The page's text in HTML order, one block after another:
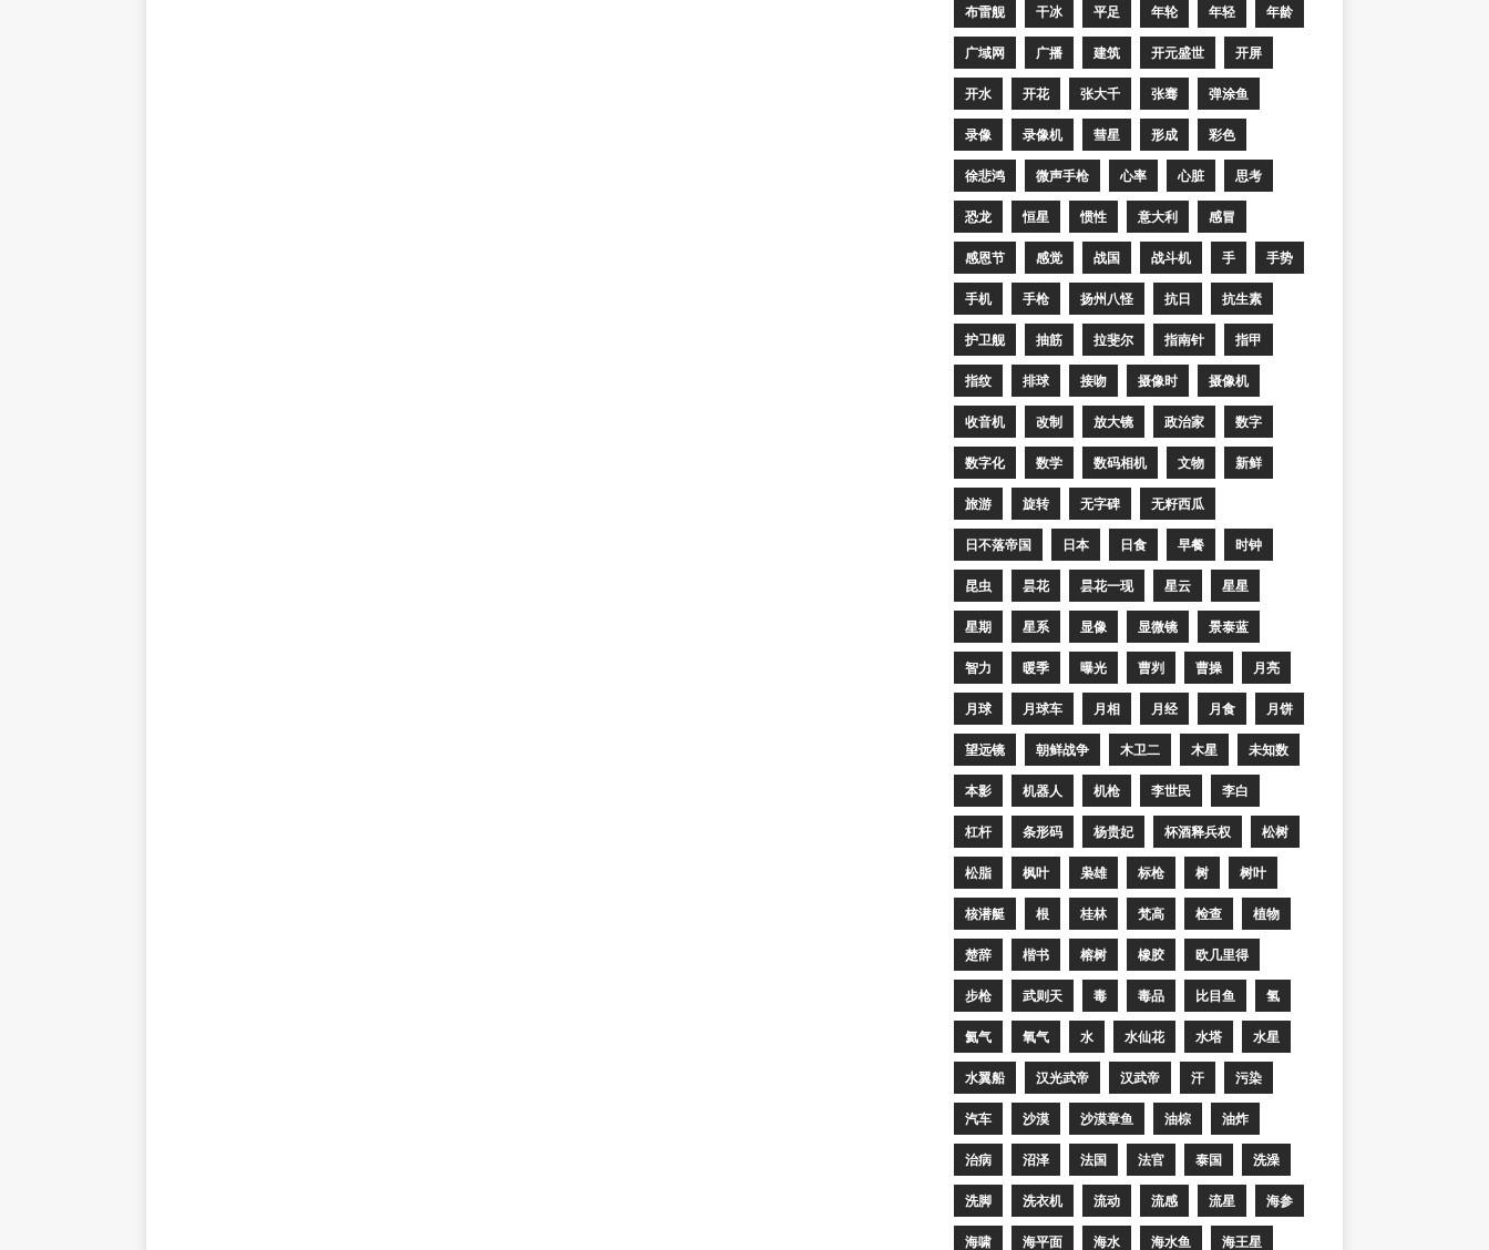
布雷舰 干冰 平足 年轮 年轻 年龄
广域网 广播 建筑 开元盛世 开屏
开水 开花 张大千 张骞 弹涂鱼
录像 录像机 彗星 形成 彩色
徐悲鸿 微声手枪 心率 心脏 思考
恐龙 恒星 惯性 意大利 感冒
感恩节 感觉 战国 战斗机 手 手势
手机 手枪 扬州八怪 抗日 抗生素
护卫舰 抽筋 拉斐尔 指南针 指甲
指纹 排球 接吻 摄像时 摄像机
收音机 改制 放大镜 政治家 数字
数字化 数学 数码相机 文物 新鲜
旅游 旋转 无字碑 无籽西瓜
日不落帝国 日本 日食 早餐 时钟
昆虫 昙花 昙花一现 星云 星星
星期 星系 显像 显微镜 景泰蓝
智力 暖季 曝光 曹刿 曹操 月亮
月球 月球车 月相 月经 月食 月饼
望远镜 朝鲜战争 木卫二 木星 未知数
本影 机器人 机枪 李世民 李白
杠杆 条形码 杨贵妃 杯酒释兵权 松树
松脂 枫叶 枭雄 标枪 树 树叶
核潜艇 根 桂林 梵高 检查 植物
楚辞 楷书 榕树 橡胶 欧几里得
步枪 武则天 毒 毒品 比目鱼 氢
氦气 氧气 水 水仙花 水塔 水星
水翼船 汉光武帝 汉武帝 汗 污染
汽车 沙漠 沙漠章鱼 油棕 油炸
治病 沼泽 法国 法官 泰国 洗澡
洗脚 洗衣机 流动 流感 流星 海参
海啸 海平面 海水 海水鱼 海王星